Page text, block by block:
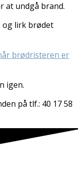
at undgå brand.
og lirk brødet
brødristeren er
igen.
på tlf.: 40 17 58